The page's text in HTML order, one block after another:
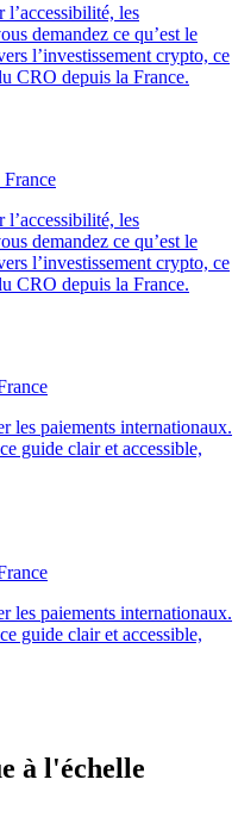
l’accessibilité, les
demandez ce qu’est le
l’investissement crypto, ce
CRO depuis la France.
l’accessibilité, les
demandez ce qu’est le
l’investissement crypto, ce
CRO depuis la France.
les paiements internationaux.
guide clair et accessible,
les paiements internationaux.
guide clair et accessible,
à l'échelle